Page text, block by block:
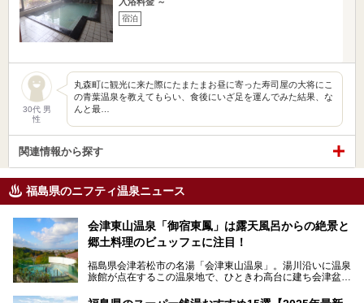
宿泊
30代 男
性
丸森町に観光に来た際にたまたまお昼に寄った寿司屋の大将にこ
の青葉温泉を教えてもらい、食後にいざ足を運んでみた結果、な
んと最…
関連情報から探す
福島県のニフティ温泉ニュース
会津東山温泉「御宿東鳳」は露天風呂からの絶景と
郷土料理のビュッフェに注目！
福島県会津若松市の名湯「会津東山温泉」。湯川沿いに温泉
旅館が点在するこの温泉地で、ひときわ高台に建ち会津盆地
ELS & RESORTSの「御宿東鳳」です。